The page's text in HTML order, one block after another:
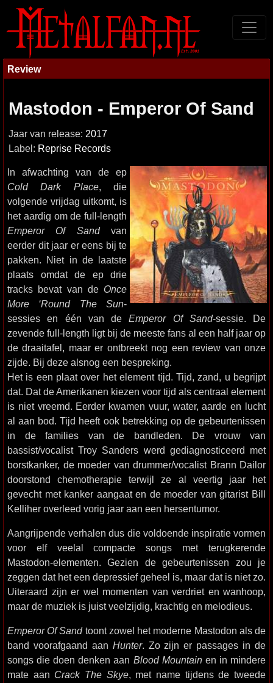
Review
Mastodon - Emperor Of Sand
Jaar van release: 2017
Label: Reprise Records
In afwachting van de ep
Cold Dark Place, die
volgende vrijdag uitkomt, is
het aardig om de full-length
Emperor Of Sandvan
eerder dit jaar er eens bij te
pakken. Niet in de laatste
plaats omdat de ep drie
tracks bevat van de Once
More ‘Round The Sun-
sessies en één van deEmperor Of Sand-sessie. De
zevende full-length ligt bij de meeste fans al een half jaar op
de draaitafel, maar er ontbreekt nog een review van onze
zijde. Bij deze alsnog een bespreking.
Het is een plaat over het element tijd. Tijd, zand, u begrijpt
dat. Dat de Amerikanen kiezen voor tijd als centraal element
is niet vreemd. Eerder kwamen vuur, water, aarde en lucht
al aan bod. Tijd heeft ook betrekking op de gebeurtenissen
in de families van de bandleden. De vrouw van
bassist/vocalist Troy Sanders werd gediagnosticeerd met
borstkanker, de moeder van drummer/vocalist Brann Dailor
doorstond chemotherapie terwijl ze al veertig jaar het
gevecht met kanker aangaat en de moeder van gitarist Bill
Kelliher overleed vorig jaar aan een hersentumor.
Aangrijpende verhalen dus die voldoende inspiratie vormen
voor elf veelal compacte songs met terugkerende
Mastodon-elementen. Gezien de gebeurtenissen zou je
zeggen dat het een depressief geheel is, maar dat is niet zo.
Uiteraard zijn er wel momenten van verdriet en wanhoop,
maar de muziek is juist veelzijdig, krachtig en melodieus.
Emperor Of Sandtoont zowel het moderne Mastodon als de
band voorafgaand aan Hunter. Zo zijn er passages in de
songs die doen denken aan Blood Mountainen in mindere
mate aan Crack The Skye, met name tijdens de tweede